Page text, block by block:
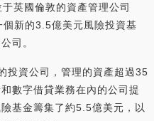
英國倫敦的資產管理公司
新的3.5億美元風險投資基
司。
投資公司，管理的資產超過35
數字借貸業務在內的公司提
基金籌集了約5.5億美元，以